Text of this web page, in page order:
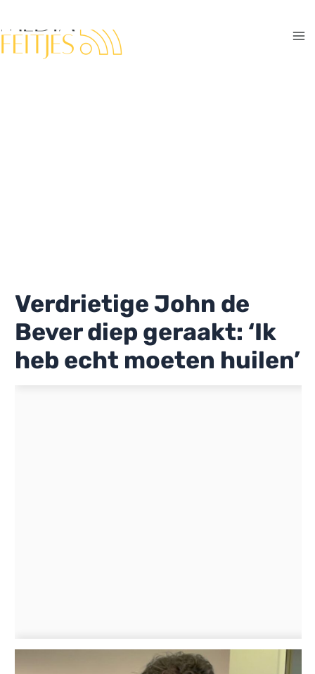
de
Verdrietige John de
Bever diep geraakt: ‘Ik
heb echt moeten huilen’